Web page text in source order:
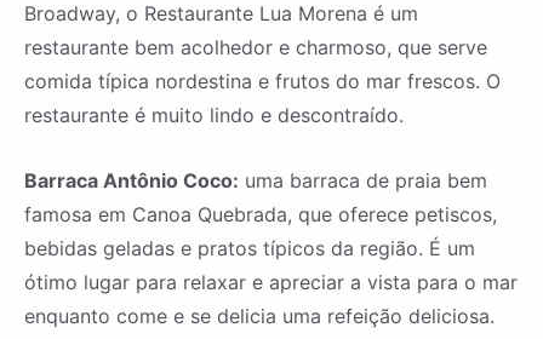
Broadway, o Restaurante Lua Morena é um
restaurante bem acolhedor e charmoso, que serve
comida típica nordestina e frutos do mar frescos. O
restaurante é muito lindo e descontraído.
Barraca Antônio Coco: uma barraca de praia bem
famosa em Canoa Quebrada, que oferece petiscos,
bebidas geladas e pratos típicos da região. É um
ótimo lugar para relaxar e apreciar a vista para o mar
enquanto come e se delicia uma refeição deliciosa.